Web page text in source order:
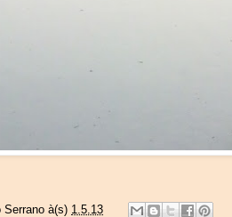
Serrano à(s) 1.5.13